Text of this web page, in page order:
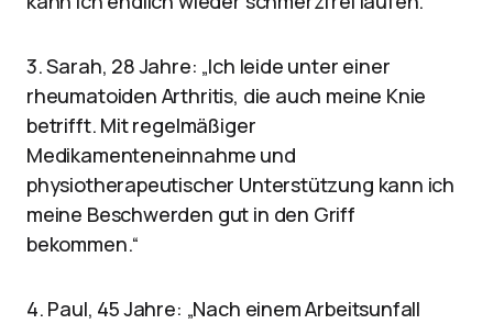
3. Sarah, 28 Jahre: „Ich leide unter einer
rheumatoiden Arthritis, die auch meine Knie
betrifft. Mit regelmäßiger
Medikamenteneinnahme und
physiotherapeutischer Unterstützung kann ich
meine Beschwerden gut in den Griff
bekommen.“
4. Paul, 45 Jahre: „Nach einem Arbeitsunfall